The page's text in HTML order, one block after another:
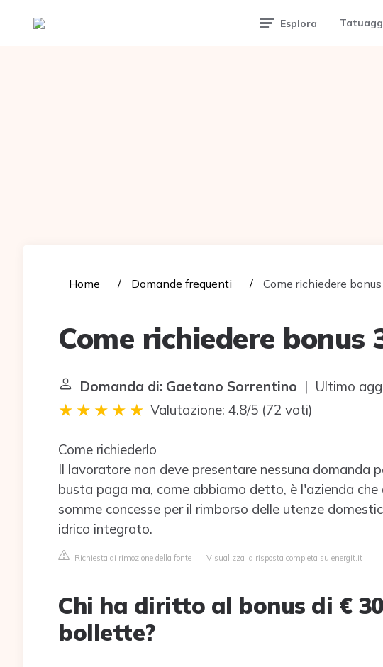
Tattoomuse.it Esplora
Home Domande frequenti Come richiedere
Come richiedere bonus
Domanda di: Gaetano Sorrentino | Ultimo
Valutazione: 4.8/5 (72 voti)
Come richiederlo
Il lavoratore non deve presentare nessuna domanda
busta paga ma, come abbiamo detto, è l'azienda che
somme concesse per il rimborso delle utenze
idrico integrato.
Richiesta di rimozione della fonte | Visualizza la risposta completa su energit.it
Chi ha diritto al bonus di €
bollette?